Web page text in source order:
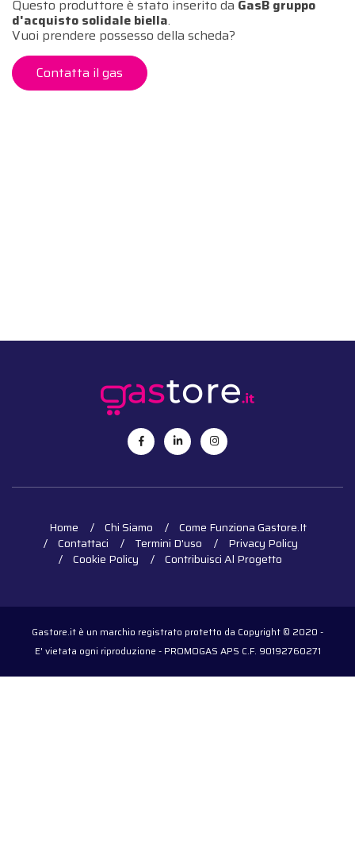
Questo produttore è stato inserito da GasB gruppo
d'acquisto solidale biella.
Vuoi prendere possesso della scheda?
Contatta il gas
Home Chi Siamo
Come Funziona Gastore.it
Contattaci
Termini D'uso
Privacy Policy
Cookie Policy
Contribuisci Al Progetto
Gastore.it è un marchio registrato protetto da Copyright © 2020 -
E' vietata ogni riproduzione - PROMOGAS APS C.F. 90192760271